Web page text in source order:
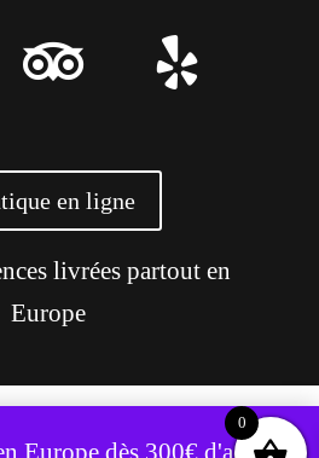
Europe dès 300€ d'achat,
 
en ligne
livrées partout en
Europe
pour améliorer votre expérience.
0